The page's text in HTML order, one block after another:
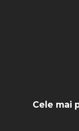
Cele mai